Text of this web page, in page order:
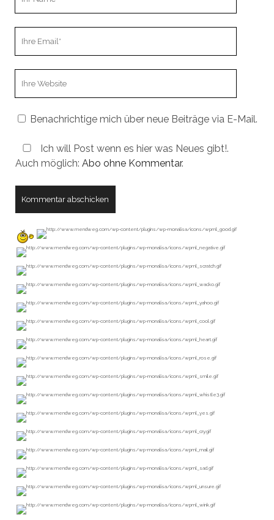
Benachrichtige mich über neue Beiträge via E-Mail.
Ich will Post wenn es hier was Neues gibt!.
Auch möglich: Abo ohne Kommentar.